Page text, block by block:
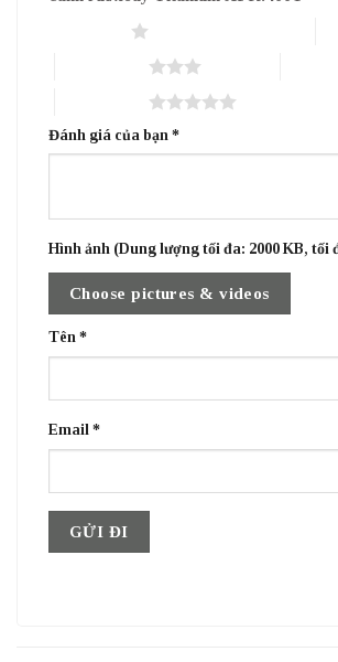
Đánh giá của bạn *
Hình ảnh (Dung lượng tối đa: 2000 KB, tối
Choose pictures & videos
Tên *
Email *